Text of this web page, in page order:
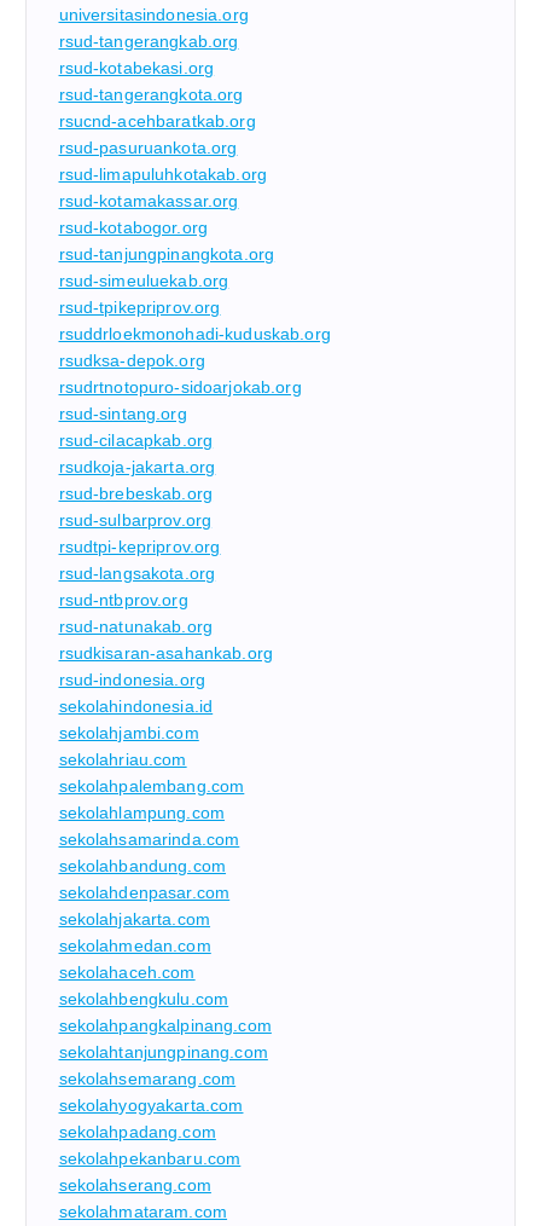
universitasindonesia.org
rsud-tangerangkab.org
rsud-kotabekasi.org
rsud-tangerangkota.org
rsucnd-acehbaratkab.org
rsud-pasuruankota.org
rsud-limapuluhkotakab.org
rsud-kotamakassar.org
rsud-kotabogor.org
rsud-tanjungpinangkota.org
rsud-simeuluekab.org
rsud-tpikepriprov.org
rsuddrloekmonohadi-kuduskab.org
rsudksa-depok.org
rsudrtnotopuro-sidoarjokab.org
rsud-sintang.org
rsud-cilacapkab.org
rsudkoja-jakarta.org
rsud-brebeskab.org
rsud-sulbarprov.org
rsudtpi-kepriprov.org
rsud-langsakota.org
rsud-ntbprov.org
rsud-natunakab.org
rsudkisaran-asahankab.org
rsud-indonesia.org
sekolahindonesia.id
sekolahjambi.com
sekolahriau.com
sekolahpalembang.com
sekolahlampung.com
sekolahsamarinda.com
sekolahbandung.com
sekolahdenpasar.com
sekolahjakarta.com
sekolahmedan.com
sekolahaceh.com
sekolahbengkulu.com
sekolahpangkalpinang.com
sekolahtanjungpinang.com
sekolahsemarang.com
sekolahyogyakarta.com
sekolahpadang.com
sekolahpekanbaru.com
sekolahserang.com
sekolahmataram.com